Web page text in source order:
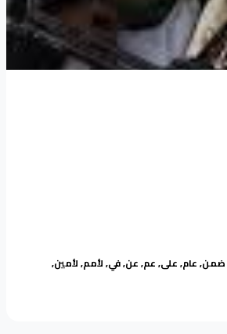
ضمن,عام,على,عم,عن,في,لأمم,لأمين,